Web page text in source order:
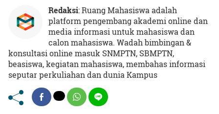
Redaksi: Ruang Mahasiswa adalah
platform pengembang akademi online dan
media informasi untuk mahasiswa dan
calon mahasiswa. Wadah bimbingan &
konsultasi online masuk SNMPTN, SBMPTN,
beasiswa, kegiatan mahasiswa, membahas informasi
seputar perkuliahan dan dunia Kampus